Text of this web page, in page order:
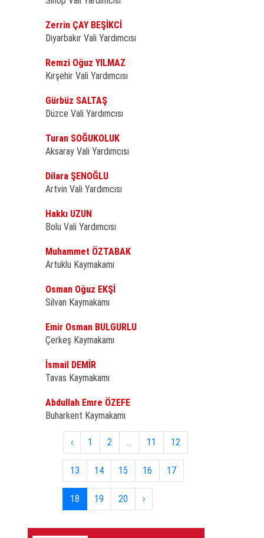
Zerrin ÇAY BEŞİKCİ
Diyarbakır Vali Yardımcısı
Remzi Oğuz YILMAZ
Kırşehir Vali Yardımcısı
Gürbüz SALTAŞ
Düzce Vali Yardımcısı
Turan SOĞUKOLUK
Aksaray Vali Yardımcısı
Dilara ŞENOĞLU
Artvin Vali Yardımcısı
Hakkı UZUN
Bolu Vali Yardımcısı
Muhammet ÖZTABAK
Artuklu Kaymakamı
Osman Oğuz EKŞİ
Silvan Kaymakamı
Emir Osman BULGURLU
Çerkeş Kaymakamı
İsmail DEMİR
Tavas Kaymakamı
Abdullah Emre ÖZEFE
Buharkent Kaymakamı
‹ 1 2 ... 11 12
13 14 15 16 17
18 19 20 ›